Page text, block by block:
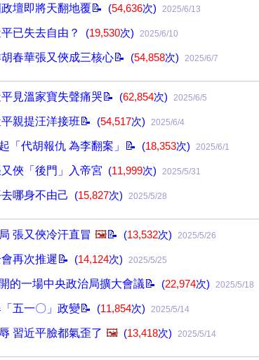
壇即將天翻地覆📝 (54,636次) 2025/6/13
已失去自由？ (19,530次) 2025/6/10
春華張又俠成三核心📝 (54,858次) 2025/6/7
見溫家寶失聲痛哭📝 (62,854次) 2025/6/5
親提汪洋接班📝 (54,517次) 2025/6/4
「代胡報仇 為李翻案」📝 (18,353次) 2025/6/1
俠「後門」入帝宮 (11,999次) 2025/5/31
哪身不由己 (15,827次) 2025/5/28
張又俠冷汗直冒 🖼️📝 (13,532次) 2025/5/26
再次推遲📝 (14,124次) 2025/5/25
的一場中央政治局擴大會議📝 (22,974次) 2025/5/18
五一〇」政變📝 (11,854次) 2025/5/14
習近平臉都氣歪了 🖼️ (13,418次) 2025/5/14